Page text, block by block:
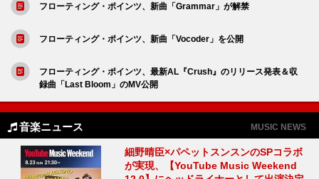
フローティング・ポインツ、新曲「Grammar」が解禁
フローティング・ポインツ、新曲「Vocoder」を公開
フローティング・ポインツ、最新AL『Crush』のリリース発表＆収
録曲「Last Bloom」のMV公開
音楽ニュース MUSIC NEWS
細野晴臣×パペットスンスンのSPコラボ
が実現、【YouTube Music Weekend